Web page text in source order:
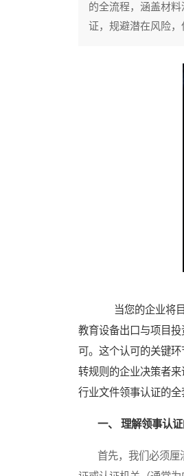
的全流程，涵盖材
证，规避潜在风险，
当您的企业将目
教育设备出口与项目
可。这个认可的关键
转规则的企业决策者
行业文件领事认证的全
一、 理解领事认
首先，我们必须厘清